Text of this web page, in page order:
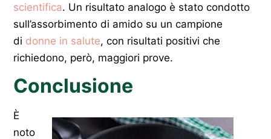
scientifica. Un risultato analogo è stato condotto
sull’assorbimento di amido su un campione
di donne in salute, con risultati positivi che
richiedono, però, maggiori prove.
Conclusione
È
noto